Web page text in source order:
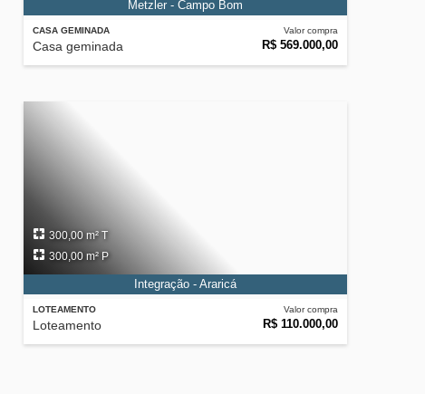
CASA GEMINADA
Casa geminada
Valor compra
R$ 569.000,00
Metzler - Campo Bom
LOTEAMENTO
Loteamento
Valor compra
R$ 110.000,00
300,00 m² T
300,00 m² P
Integração - Araricá